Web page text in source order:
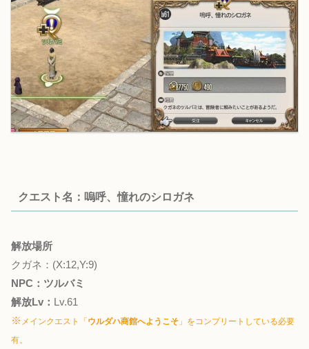
クエスト名：嗚呼、憧れのシロガネ
解放場所
クガネ：(X:12,Y:9)
NPC：ツルバミ
解放Lv： Lv.61
※ メインクエスト「 ウルダハ商館へようこそ 」をコンプリートしている必要
有。